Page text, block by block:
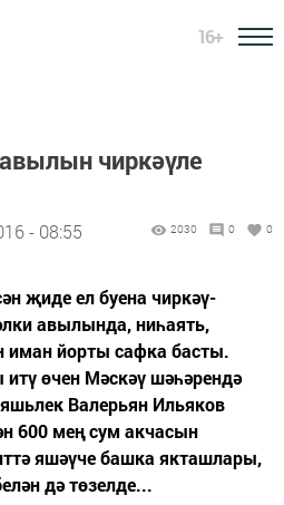
16+
чиркәүле
- 08:55 2030 0 0
җиде ел буена чиркәү-
авылында, ниһаять,
иман йорты сафка басты.
өчен Мәскәү шәһәрендә
Валерьян Ильяков
600 мең сум акчасын
яшәүче башка якташлары,
дә төзелде...